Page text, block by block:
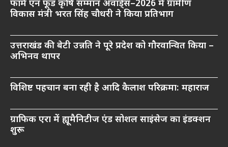
फार्म एन फूड कृषि सम्मान अवार्ड्स–2026 में ग्रामीण
विकास मंत्री भरत सिंह चौधरी ने किया प्रतिभाग
उत्तराखंड की बेटी उन्नति ने पूरे प्रदेश को गौरवान्वित किया –
अभिनव थापर
विशिष्ट पहचान बना रही है आदि कैलाश परिक्रमा: महाराज
ग्राफिक एरा में ह्यूमैनिटीज एंड सोशल साइंसेज का इंडक्शन
शुरू